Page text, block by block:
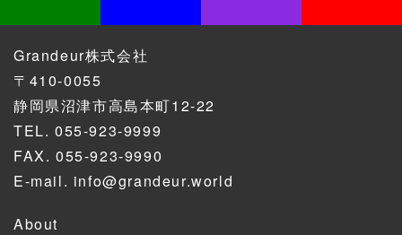
Grandeur株式会社
〒410-0055
静岡県沼津市高島本町12-22
TEL. 055-923-9999
FAX. 055-923-9990
E-mail. info@grandeur.world
About